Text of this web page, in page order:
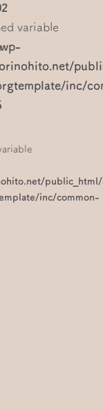
variable
inc/
inc/common-